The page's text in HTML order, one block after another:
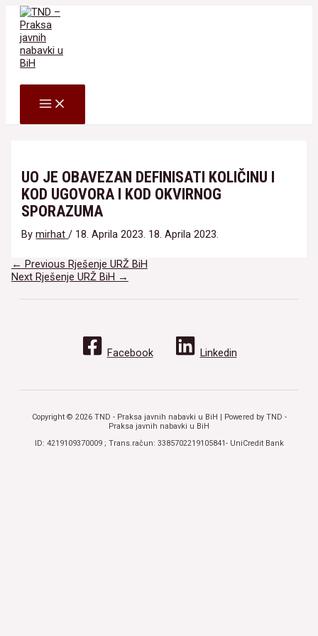
Skip
content
MAIN
MENU
UO JE OBAVEZAN DEFINISATI KOLIČINU I
KOD UGOVORA I KOD OKVIRNOG
SPORAZUMA
Bymirhat / 18. Aprila 2023. 18. Aprila 2023.
Navigacija
članaka
← Previous Rješenje URŽ BiH
Next Rješenje URŽ BiH →
Facebook Linkedin
Copyright © 2026 TND - Praksa javnih nabavki u BiH | Powered by TND -
Praksa javnih nabavki u BiH
ID: 4219109370009 ; Trans.račun: 3385702219105841- UniCredit Bank